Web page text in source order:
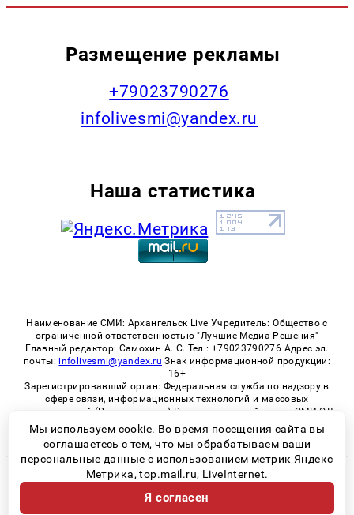
Размещение рекламы
+79023790276
infolivesmi@yandex.ru
Наша статистика
Наименование СМИ: Архангельск Live Учредитель: Общество с
ограниченной ответственностью "Лучшие Медиа Решения"
Главный редактор: Самохин А. С. Тел.: +79023790276 Адрес эл.
почты: infolivesmi@yandex.ru Знак информационной продукции:
16+
Зарегистрировавший орган: Федеральная служба по надзору в
сфере связи, информационных технологий и массовых
коммуникаций (Роскомнадзор) Регистрационный номер СМИ ЭЛ
№ ФС 77 - 82533 от 21.01.2022
© 2026 «Архангельск Live» | Все права защищены
Возрастная категория сайта 16+
Мы используем cookie. Во время посещения сайта вы
соглашаетесь с тем, что мы обрабатываем ваши
персональные данные с использованием метрик Яндекс
Метрика, top.mail.ru, LiveInternet.
Я согласен